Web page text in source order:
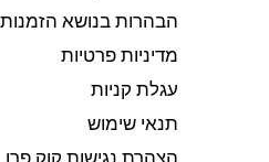
הבהרות בנושא
מדיניות פרטיות
עגלת קניות
תנאי שימוש